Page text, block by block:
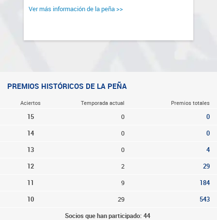
Ver más información de la peña >>
PREMIOS HISTÓRICOS DE LA PEÑA
Aciertos Temporada actual Premios totales
15 0 0
14 0 0
13 0 4
12 2 29
11 9 184
10 29 543
Socios que han participado: 44